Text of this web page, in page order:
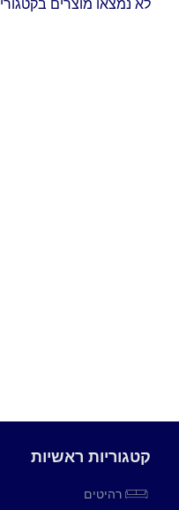
לא נמצאו מוצרים
קטגוריות ראשיות
רהיטים